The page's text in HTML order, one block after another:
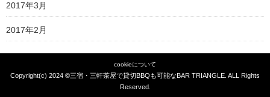
2017年3月
2017年2月
cookieについて
Copyright(c) 2024 ©三宿・三軒茶屋で貸切BBQも可能なBAR TRIANGLE . ALL Rights
Reserved.